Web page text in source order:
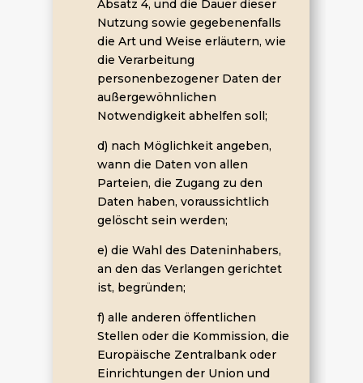
Absatz 4, und die Dauer dieser
Nutzung sowie gegebenenfalls
die Art und Weise erläutern, wie
die Verarbeitung
personenbezogener Daten der
außergewöhnlichen
Notwendigkeit abhelfen soll;
d) nach Möglichkeit angeben,
wann die Daten von allen
Parteien, die Zugang zu den
Daten haben, voraussichtlich
gelöscht sein werden;
e) die Wahl des Dateninhabers,
an den das Verlangen gerichtet
ist, begründen;
f) alle anderen öffentlichen
Stellen oder die Kommission, die
Europäische Zentralbank oder
Einrichtungen der Union und